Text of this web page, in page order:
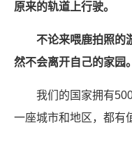
原来的轨道上行驶。
不论来喂鹿拍照的
然不会离开自己的家园。
我们的国家拥有
一座城市和地区，都有